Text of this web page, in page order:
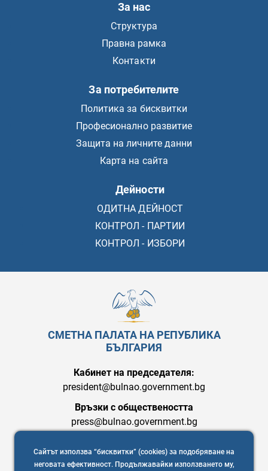
Сайтът използва “бисквитки” (cookies) за подобряване на
неговата ефективност. Продължавайки използването му,
За нас
Структура
Правна рамка
Контакти
За потребителите
Политика за бисквитки
Професионално развитие
Защита на личните данни
Карта на сайта
Дейности
ОДИТНА ДЕЙНОСТ
КОНТРОЛ - ПАРТИИ
КОНТРОЛ - ИЗБОРИ
СМЕТНА ПАЛАТА НА РЕПУБЛИКА
БЪЛГАРИЯ
Кабинет на председателя:
president@bulnao.government.bg
Връзки с обществеността
press@bulnao.government.bg